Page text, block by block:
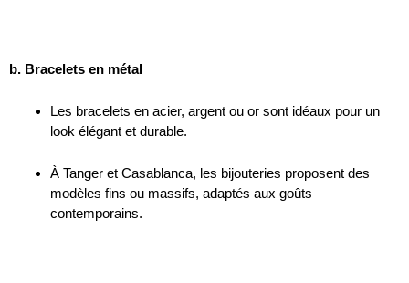
b. Bracelets en métal
Les bracelets en acier, argent ou or sont idéaux pour un
look élégant et durable.
À Tanger et Casablanca, les bijouteries proposent des
modèles fins ou massifs, adaptés aux goûts
contemporains.